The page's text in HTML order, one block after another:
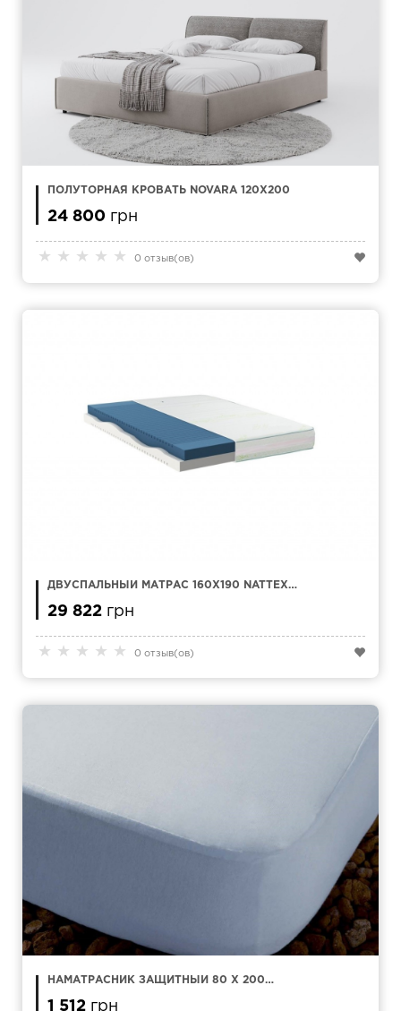
★ ★ ★ ★ ★ 0 отзыв(ов)
ПОЛУТОРНАЯ КРОВАТЬ NOVARA 120X200
24 800 грн
★ ★ ★ ★ ★ 0 отзыв(ов)
ДВУСПАЛЬНЫЙ МАТРАС 160Х190 NATTEX
29 822 грн
НАМАТРАСНИК ЗАЩИТНЫЙ 80 X 200
1 512 грн